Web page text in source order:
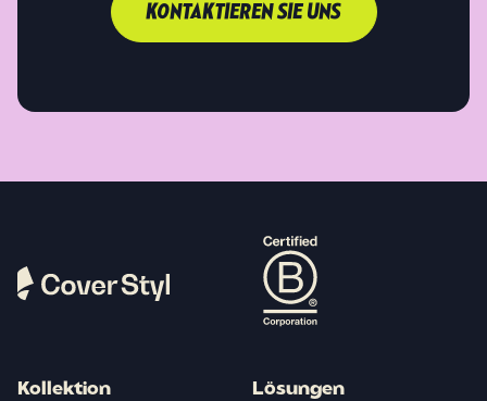
KONTAKTIEREN SIE UNS
Kollektion Lösungen